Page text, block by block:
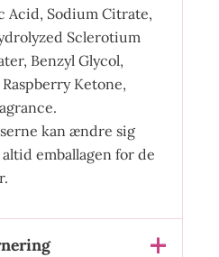
Acid, Sodium Citrate,
Sclerotium
Benzyl Glycol,
Ketone,
kan ændre sig
emballagen for de